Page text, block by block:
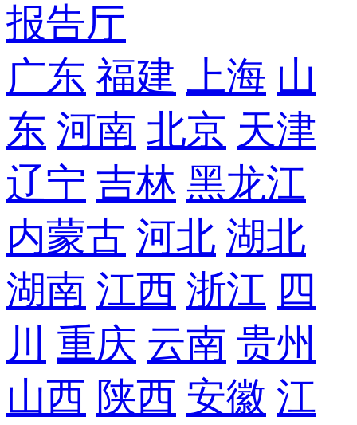
报告厅
广东 福建 上海 山
东 河南 北京 天津
辽宁 吉林 黑龙江
内蒙古 河北 湖北
湖南 江西 浙江 四
川
重庆 云南 贵州
山西 陕西 安徽 江